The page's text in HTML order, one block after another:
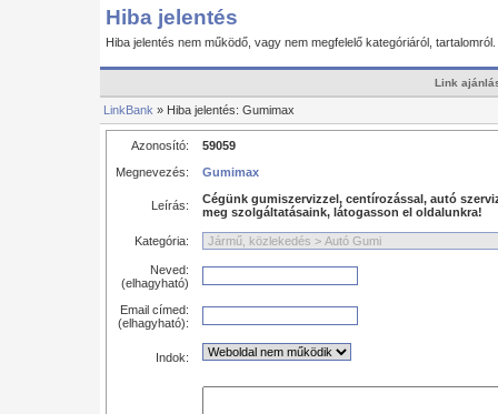
Hiba jelentés
Hiba jelentés nem működő, vagy nem megfelelő kategóriáról, tartalomról.
Link
LinkBank » Hiba jelentés: Gumimax
Azonosító:
59059
Megnevezés:
Gumimax
Leírás:
Cégünk gumiszervizzel, centírozással, autó
meg szolgáltatásaink, látogasson el oldalunkra!
Kategória:
Neved:
(elhagyható)
Email címed:
(elhagyható):
Indok: